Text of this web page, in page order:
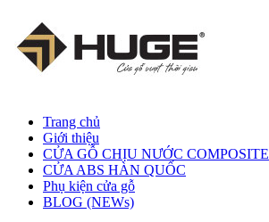
Trang chủ
Giới thiệu
CỬA GỖ CHỊU NƯỚC COMPOSITE
CỬA ABS HÀN QUỐC
Phụ kiện cửa gỗ
BLOG (NEWs)